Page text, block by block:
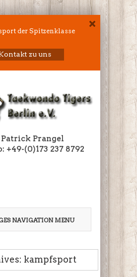
der Spitzenklasse
zu uns
Patrick Prangel
+49-(0)173 237 8792
NAVIGATION MENU
kampfsport